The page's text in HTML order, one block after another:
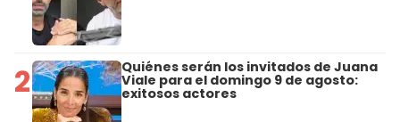
2 Quiénes serán los invitados de Juana
Viale para el domingo 9 de agosto:
exitosos actores